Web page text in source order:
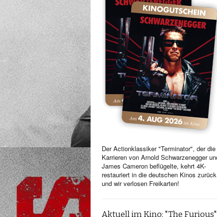
Der Actionklassiker "Terminator", der die
Karrieren von Arnold Schwarzenegger
James Cameron beflügelte, kehrt 4K-
restauriert in die deutschen Kinos zurück
und wir verlosen Freikarten!
Aktuell im Kino: "The Furious"